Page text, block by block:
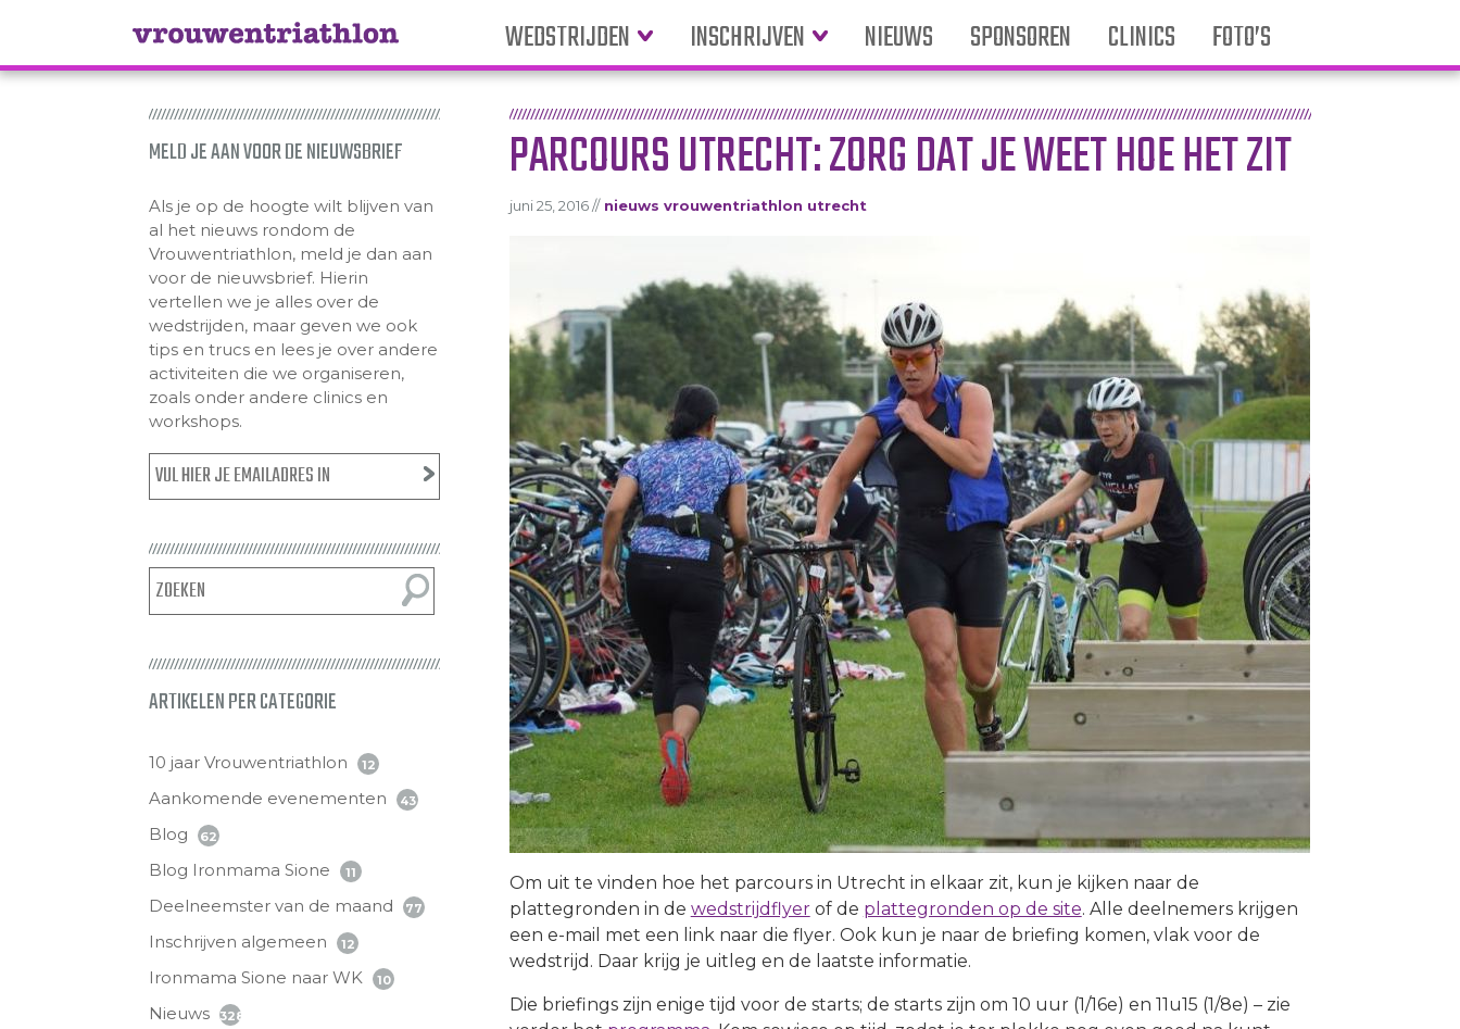
WEDSTRIJDEN INSCHRIJVEN NIEUWS SPONSOREN CLINICS FOTO’S
MELD JE AAN VOOR DE NIEUWSBRIEF
Als je op de hoogte wilt blijven van
al het nieuws rondom de
Vrouwentriathlon, meld je dan aan
voor de nieuwsbrief. Hierin
vertellen we je alles over de
wedstrijden, maar geven we ook
tips en trucs en lees je over andere
activiteiten die we organiseren,
zoals onder andere clinics en
workshops.
ARTIKELEN PER CATEGORIE
10 jaar Vrouwentriathlon 12
Aankomende evenementen 43
Blog 62
Blog Ironmama Sione 11
Deelneemster van de maand 77
Inschrijven algemeen 12
Ironmama Sione naar WK 10
Nieuws 328
PARCOURS UTRECHT: ZORG DAT JE WEET HOE HET ZIT
juni 25, 2016 // nieuws vrouwentriathlon utrecht
Om uit te vinden hoe het parcours in Utrecht in elkaar zit, kun je kijken naar de
plattegronden in de wedstrijdflyerof de plattegronden op de site. Alle deelnemers krijgen
een e-mail met een link naar die flyer. Ook kun je naar de briefing komen, vlak voor de
wedstrijd. Daar krijg je uitleg en de laatste informatie.
Die briefings zijn enige tijd voor de starts; de starts zijn om 10 uur (1/16e) en 11u15 (1/8e) – zie